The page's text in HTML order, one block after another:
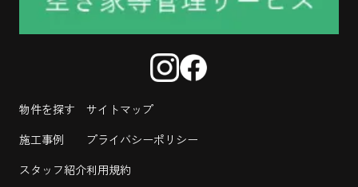
物件を探す
施工事例
スタッフ紹介
サイトマップ
プライバシーポリシー
利用規約